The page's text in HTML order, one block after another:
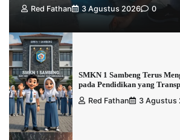
Red Fathan 3 Agustus 2026 0
SMKN 1 Sambeng Terus
pada Pendidikan yang
Red Fathan
3 Agustus